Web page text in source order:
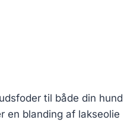
til både din hund
en blanding af lakseolie